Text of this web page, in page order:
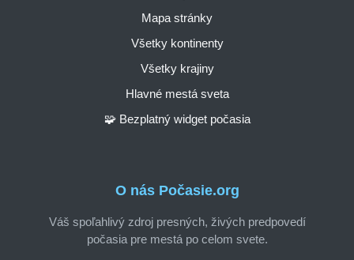
O nás Počasie.org
Váš spoľahlivý zdroj presných, živých predpovedí
počasia pre mestá po celom svete.
Mapa stránky
Všetky kontinenty
Všetky krajiny
Hlavné mestá sveta
🧩 Bezplatný widget počasia